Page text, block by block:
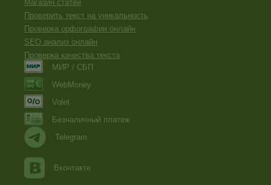
Магазин статей
Проверить текст на уникальность
Проверка орфографии онлайн
SEO анализ онлайн
Проверка качества текста
МИР / СБП
WebMoney
Volet
Безналичный платеж
Telegram
Вконтакте